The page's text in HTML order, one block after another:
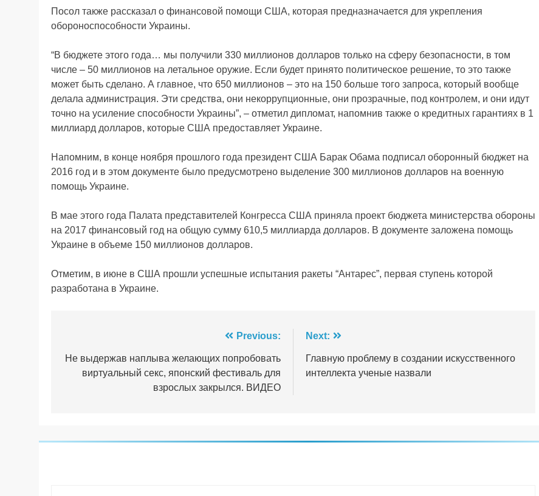
Посол также рассказал о финансовой помощи США, которая предназначается для укрепления
обороноспособности Украины.
“В бюджете этого года… мы получили 330 миллионов долларов только на сферу безопасности, в том
числе – 50 миллионов на летальное оружие. Если будет принято политическое решение, то это также
может быть сделано. А главное, что 650 миллионов – это на 150 больше того запроса, который вообще
делала администрация. Эти средства, они некоррупционные, они прозрачные, под контролем, и они идут
точно на усиление способности Украины”, – отметил дипломат, напомнив также о кредитных гарантиях в 1
миллиард долларов, которые США предоставляет Украине.
Напомним, в конце ноября прошлого года президент США Барак Обама подписал оборонный бюджет на
2016 год и в этом документе было предусмотрено выделение 300 миллионов долларов на военную
помощь Украине.
В мае этого года Палата представителей Конгресса США приняла проект бюджета министерства обороны
на 2017 финансовый год на общую сумму 610,5 миллиарда долларов. В документе заложена помощь
Украине в объеме 150 миллионов долларов.
Отметим, в июне в США прошли успешные испытания ракеты “Антарес”, первая ступень которой
разработана в Украине.
записів
Previous:
Не выдержав наплыва желающих попробовать
виртуальный секс, японский фестиваль для
взрослых закрылся. ВИДЕО
Next:
Главную проблему в создании искусственного
интеллекта ученые назвали